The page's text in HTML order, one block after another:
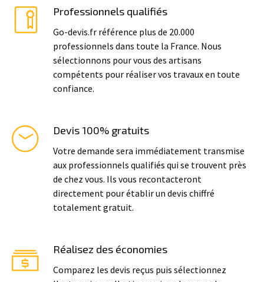
Professionnels qualifiés
Go-devis.fr référence plus de 20.000
professionnels dans toute la France. Nous
sélectionnons pour vous des artisans
compétents pour réaliser vos travaux en toute
confiance.
Devis 100% gratuits
Votre demande sera immédiatement transmise
aux professionnels qualifiés qui se trouvent près
de chez vous. Ils vous recontacteront
directement pour établir un devis chiffré
totalement gratuit.
Réalisez des économies
Comparez les devis reçus puis sélectionnez